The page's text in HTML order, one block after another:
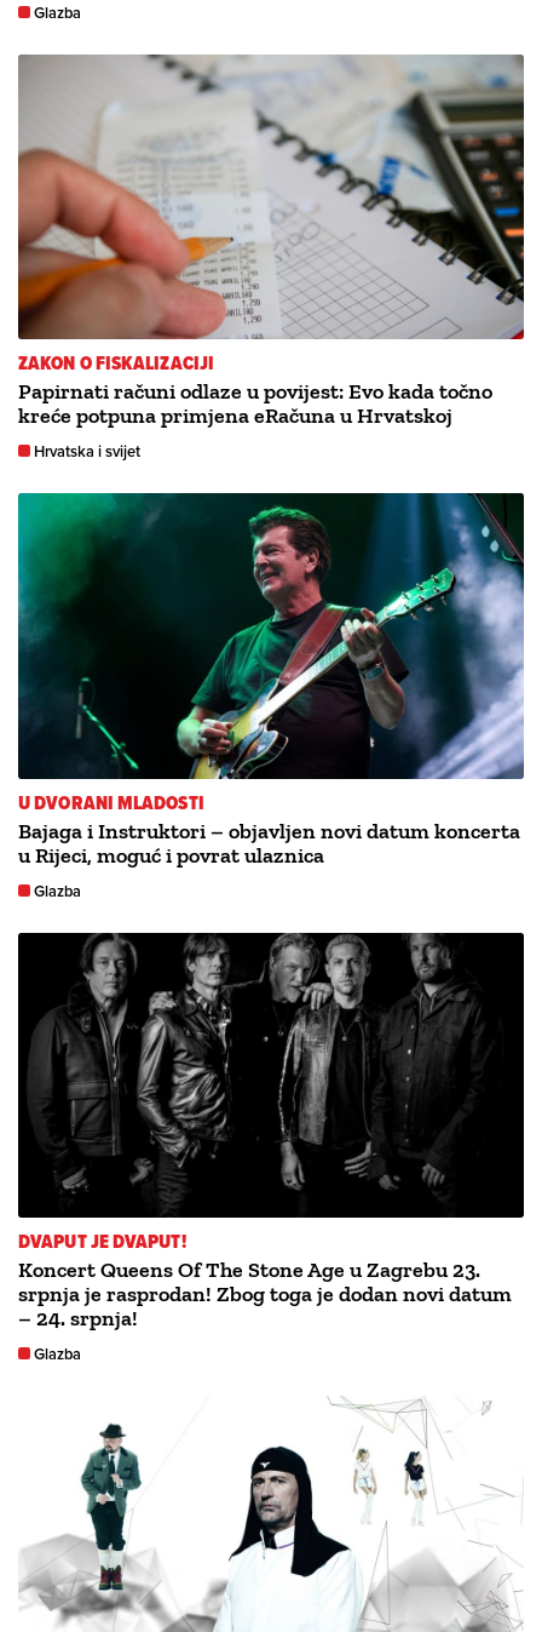
Glazba
ZAKON O FISKALIZACIJI
Papirnati računi odlaze u povijest: Evo kada točno
kreće potpuna primjena eRačuna u Hrvatskoj
Hrvatska i svijet
U DVORANI MLADOSTI
Bajaga i Instruktori – objavljen novi datum koncerta
u Rijeci, moguć i povrat ulaznica
Glazba
DVAPUT JE DVAPUT!
Koncert Queens Of The Stone Age u Zagrebu 23.
srpnja je rasprodan! Zbog toga je dodan novi datum
– 24. srpnja!
Glazba